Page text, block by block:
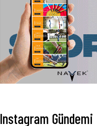
Instagram Gündemi